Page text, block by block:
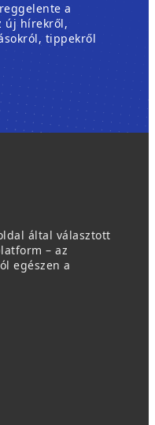
a
új hírekről,
tippekről
által választott
– az
egészen a